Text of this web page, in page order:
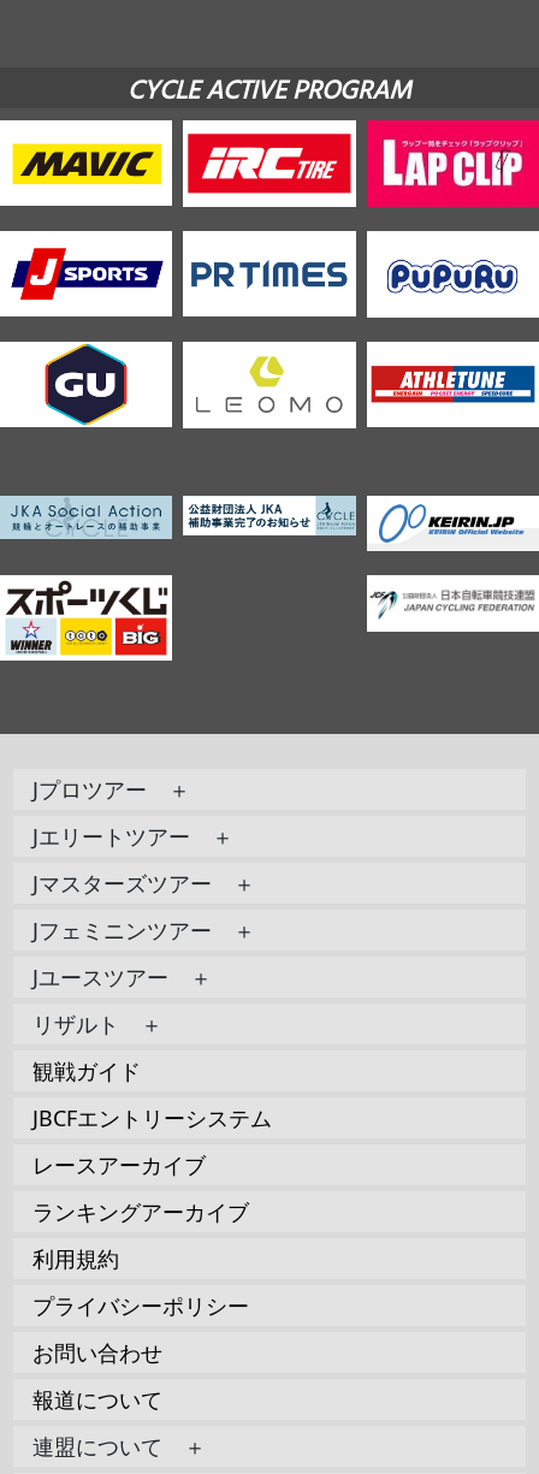
CYCLE ACTIVE PROGRAM
Jプロツアー ＋
Jエリートツアー ＋
Jマスターズツアー ＋
Jフェミニンツアー ＋
Jユースツアー ＋
リザルト ＋
観戦ガイド
JBCFエントリーシステム
レースアーカイブ
ランキングアーカイブ
利用規約
プライバシーポリシー
お問い合わせ
報道について
連盟について ＋